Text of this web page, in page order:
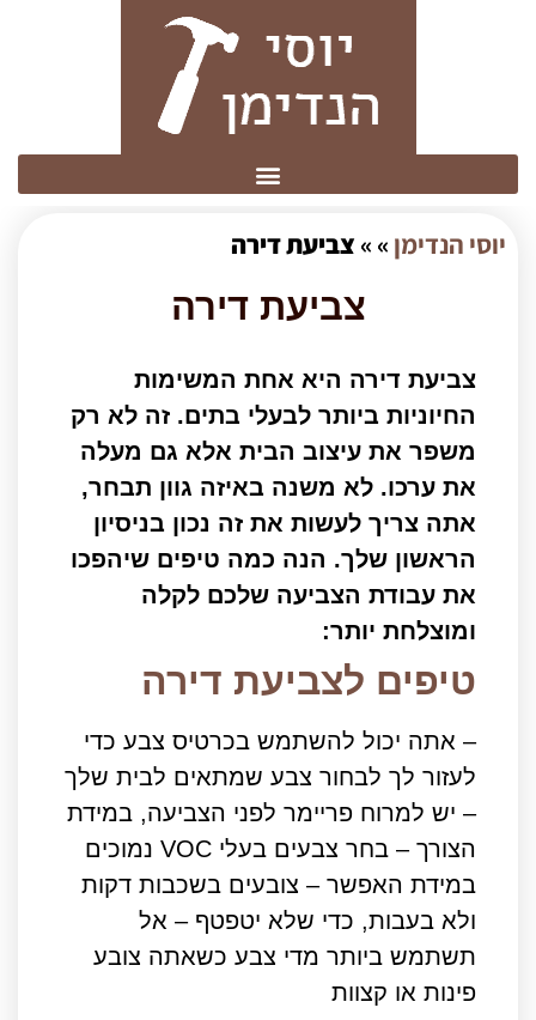
יוסי הנדימן » » צביעת דירה
צביעת דירה
צביעת דירה היא אחת המשימות
החיוניות ביותר לבעלי בתים. זה לא רק
משפר את עיצוב הבית אלא גם מעלה
את ערכו. לא משנה באיזה גוון תבחר,
אתה צריך לעשות את זה נכון בניסיון
הראשון שלך. הנה כמה טיפים שיהפכו
את עבודת הצביעה שלכם לקלה
ומוצלחת יותר:
טיפים לצביעת דירה
– אתה יכול להשתמש בכרטיס צבע כדי
לעזור לך לבחור צבע שמתאים לבית שלך
– יש למרוח פריימר לפני הצביעה, במידת
הצורך – בחר צבעים בעלי VOC נמוכים
במידת האפשר – צובעים בשכבות דקות
ולא בעבות, כדי שלא יטפטף – אל
תשתמש ביותר מדי צבע כשאתה צובע
פינות או קצוות